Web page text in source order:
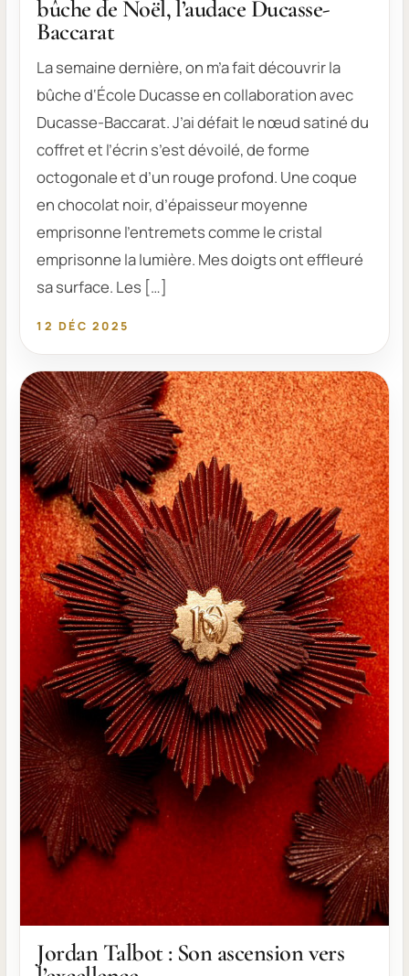
bûche de Noël, l’audace Ducasse-
Baccarat
La semaine dernière, on m’a fait découvrir la
bûche d‘École Ducasse en collaboration avec
Ducasse-Baccarat. J’ai défait le nœud satiné du
coffret et l’écrin s’est dévoilé, de forme
octogonale et d’un rouge profond. Une coque
en chocolat noir, d’épaisseur moyenne
emprisonne l’entremets comme le cristal
emprisonne la lumière. Mes doigts ont effleuré
sa surface. Les […]
12 DÉC 2025
Jordan Talbot : Son ascension vers